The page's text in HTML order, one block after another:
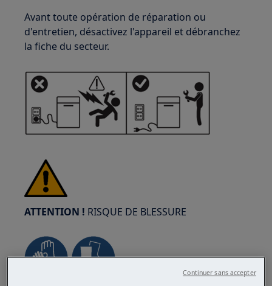
Avant toute opération de réparation ou
d'entretien, désactivez l'appareil et débranchez
la fiche du secteur.
ATTENTION ! RISQUE DE BLESSURE
Continuer sans accepter